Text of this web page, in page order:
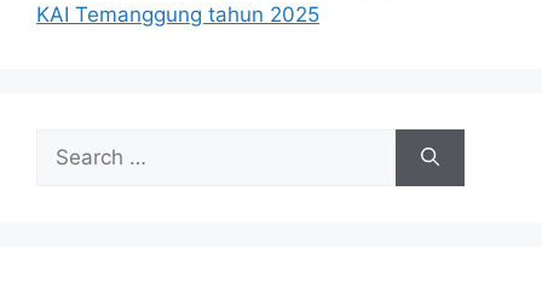
KAI Temanggung tahun 2025
for: